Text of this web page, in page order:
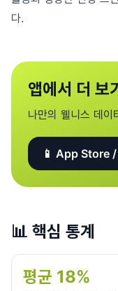
다.
앱에서 더 보기
나만의 웰니스 데이
📱 App Store
📊 핵심 통계
평균 18%